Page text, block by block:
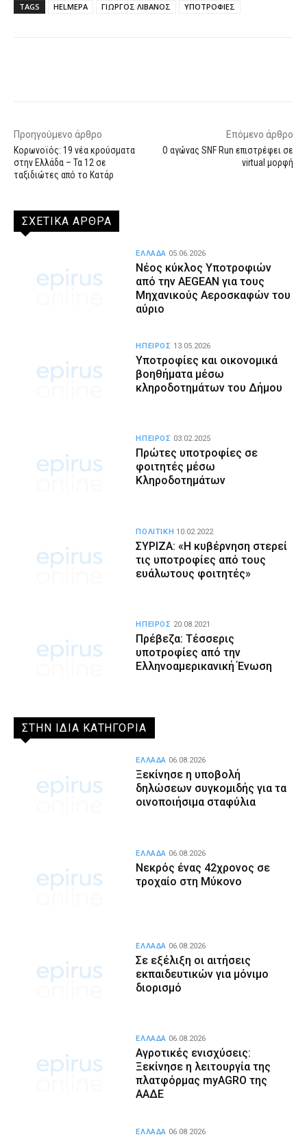
TAGS HELMEPA ΓΙΩΡΓΟΣ ΛΙΒΑΝΟΣ ΥΠΟΤΡΟΦΙΕΣ
Προηγούμενο άρθρο
Κορωνοϊός: 19 νέα κρούσματα
στην Ελλάδα – Τα 12 σε
ταξιδιώτες από το Κατάρ
Επόμενο άρθρο
O αγώνας SNF Run επιστρέφει σε
virtual μορφή
ΣΧΕΤΙΚΑ ΑΡΘΡΑ
Νέος κύκλος Υποτροφιών
από την AEGEAN για τους
Μηχανικούς Αεροσκαφών του
αύριο
ΕΛΛΑΔΑ 05.06.2026
Υποτροφίες και οικονομικά
βοηθήματα μέσω
κληροδοτημάτων του Δήμου
ΗΠΕΙΡΟΣ 13.05.2026
Πρώτες υποτροφίες σε
φοιτητές μέσω
Κληροδοτημάτων
ΗΠΕΙΡΟΣ 03.02.2025
ΣΥΡΙΖΑ: «Η κυβέρνηση στερεί
τις υποτροφίες από τους
ευάλωτους φοιτητές»
ΠΟΛΙΤΙΚΗ 10.02.2022
Πρέβεζα: Τέσσερις
υποτροφίες από την
Ελληνοαμερικανική Ένωση
ΗΠΕΙΡΟΣ 20.08.2021
ΣΤΗΝ ΙΔΙΑ ΚΑΤΗΓΟΡΙΑ
Ξεκίνησε η υποβολή
δηλώσεων συγκομιδής για τα
οινοποιήσιμα σταφύλια
ΕΛΛΑΔΑ 06.08.2026
Νεκρός ένας 42χρονος σε
τροχαίο στη Μύκονο
ΕΛΛΑΔΑ 06.08.2026
Σε εξέλιξη οι αιτήσεις
εκπαιδευτικών για μόνιμο
διορισμό
ΕΛΛΑΔΑ 06.08.2026
Αγροτικές ενισχύσεις:
Ξεκίνησε η λειτουργία της
πλατφόρμας myAGRO της
ΑΑΔΕ
ΕΛΛΑΔΑ 06.08.2026
ΕΛΛΑΔΑ 06.08.2026